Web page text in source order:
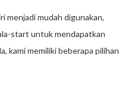
menjadi mudah digunakan,
start untuk mendapatkan
kami memiliki beberapa pilihan